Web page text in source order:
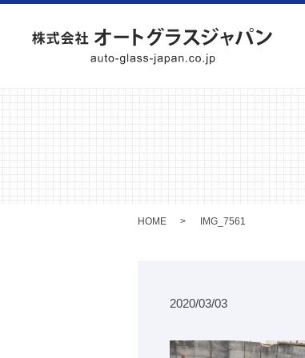
HOME IMG_7561
2020/03/03